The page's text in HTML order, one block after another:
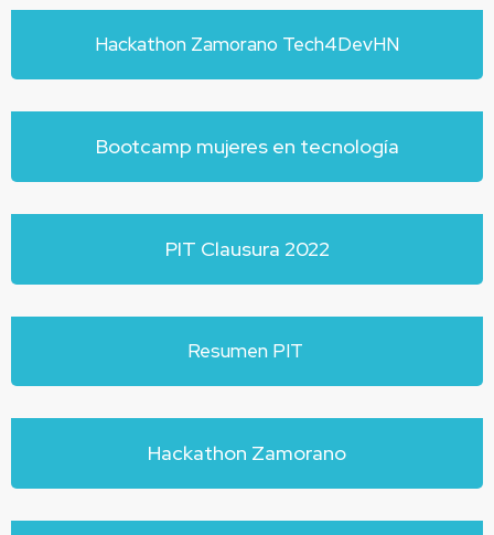
Hackathon Zamorano Tech4DevHN
Bootcamp mujeres en tecnología
PIT Clausura 2022
Resumen PIT
Hackathon Zamorano